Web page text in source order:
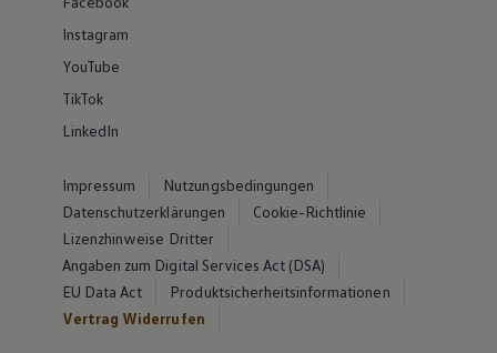
Instagram
YouTube
TikTok
LinkedIn
Impressum
Nutzungsbedingungen
Datenschutzerklärungen
Cookie-Richtlinie
Lizenzhinweise Dritter
Angaben zum Digital Services Act (DSA)
EU Data Act
Produktsicherheitsinformationen
Vertrag Widerrufen